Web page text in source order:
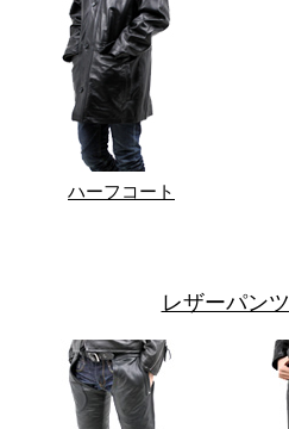
ハーフコート
レザーパンツ